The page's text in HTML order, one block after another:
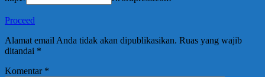
Proceed
Alamat email Anda tidak akan dipublikasikan. Ruas yang wajib
ditandai *
Komentar *